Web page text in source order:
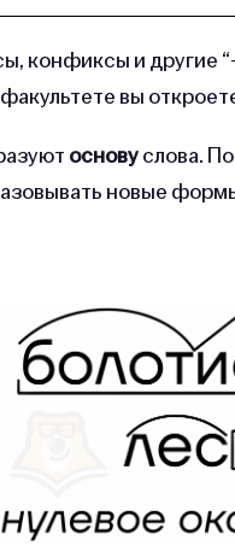
конфиксы и другие
вы
основуслова.
новые